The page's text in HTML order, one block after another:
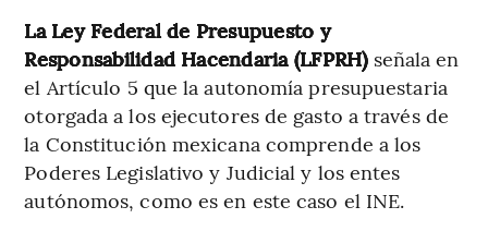
La Ley Federal de Presupuesto y
Responsabilidad Hacendaria (LFPRH)señala en
el Artículo 5 que la autonomía presupuestaria
otorgada a los ejecutores de gasto a través de
la Constitución mexicana comprende a los
Poderes Legislativo y Judicial y los entes
autónomos, como es en este caso el INE.